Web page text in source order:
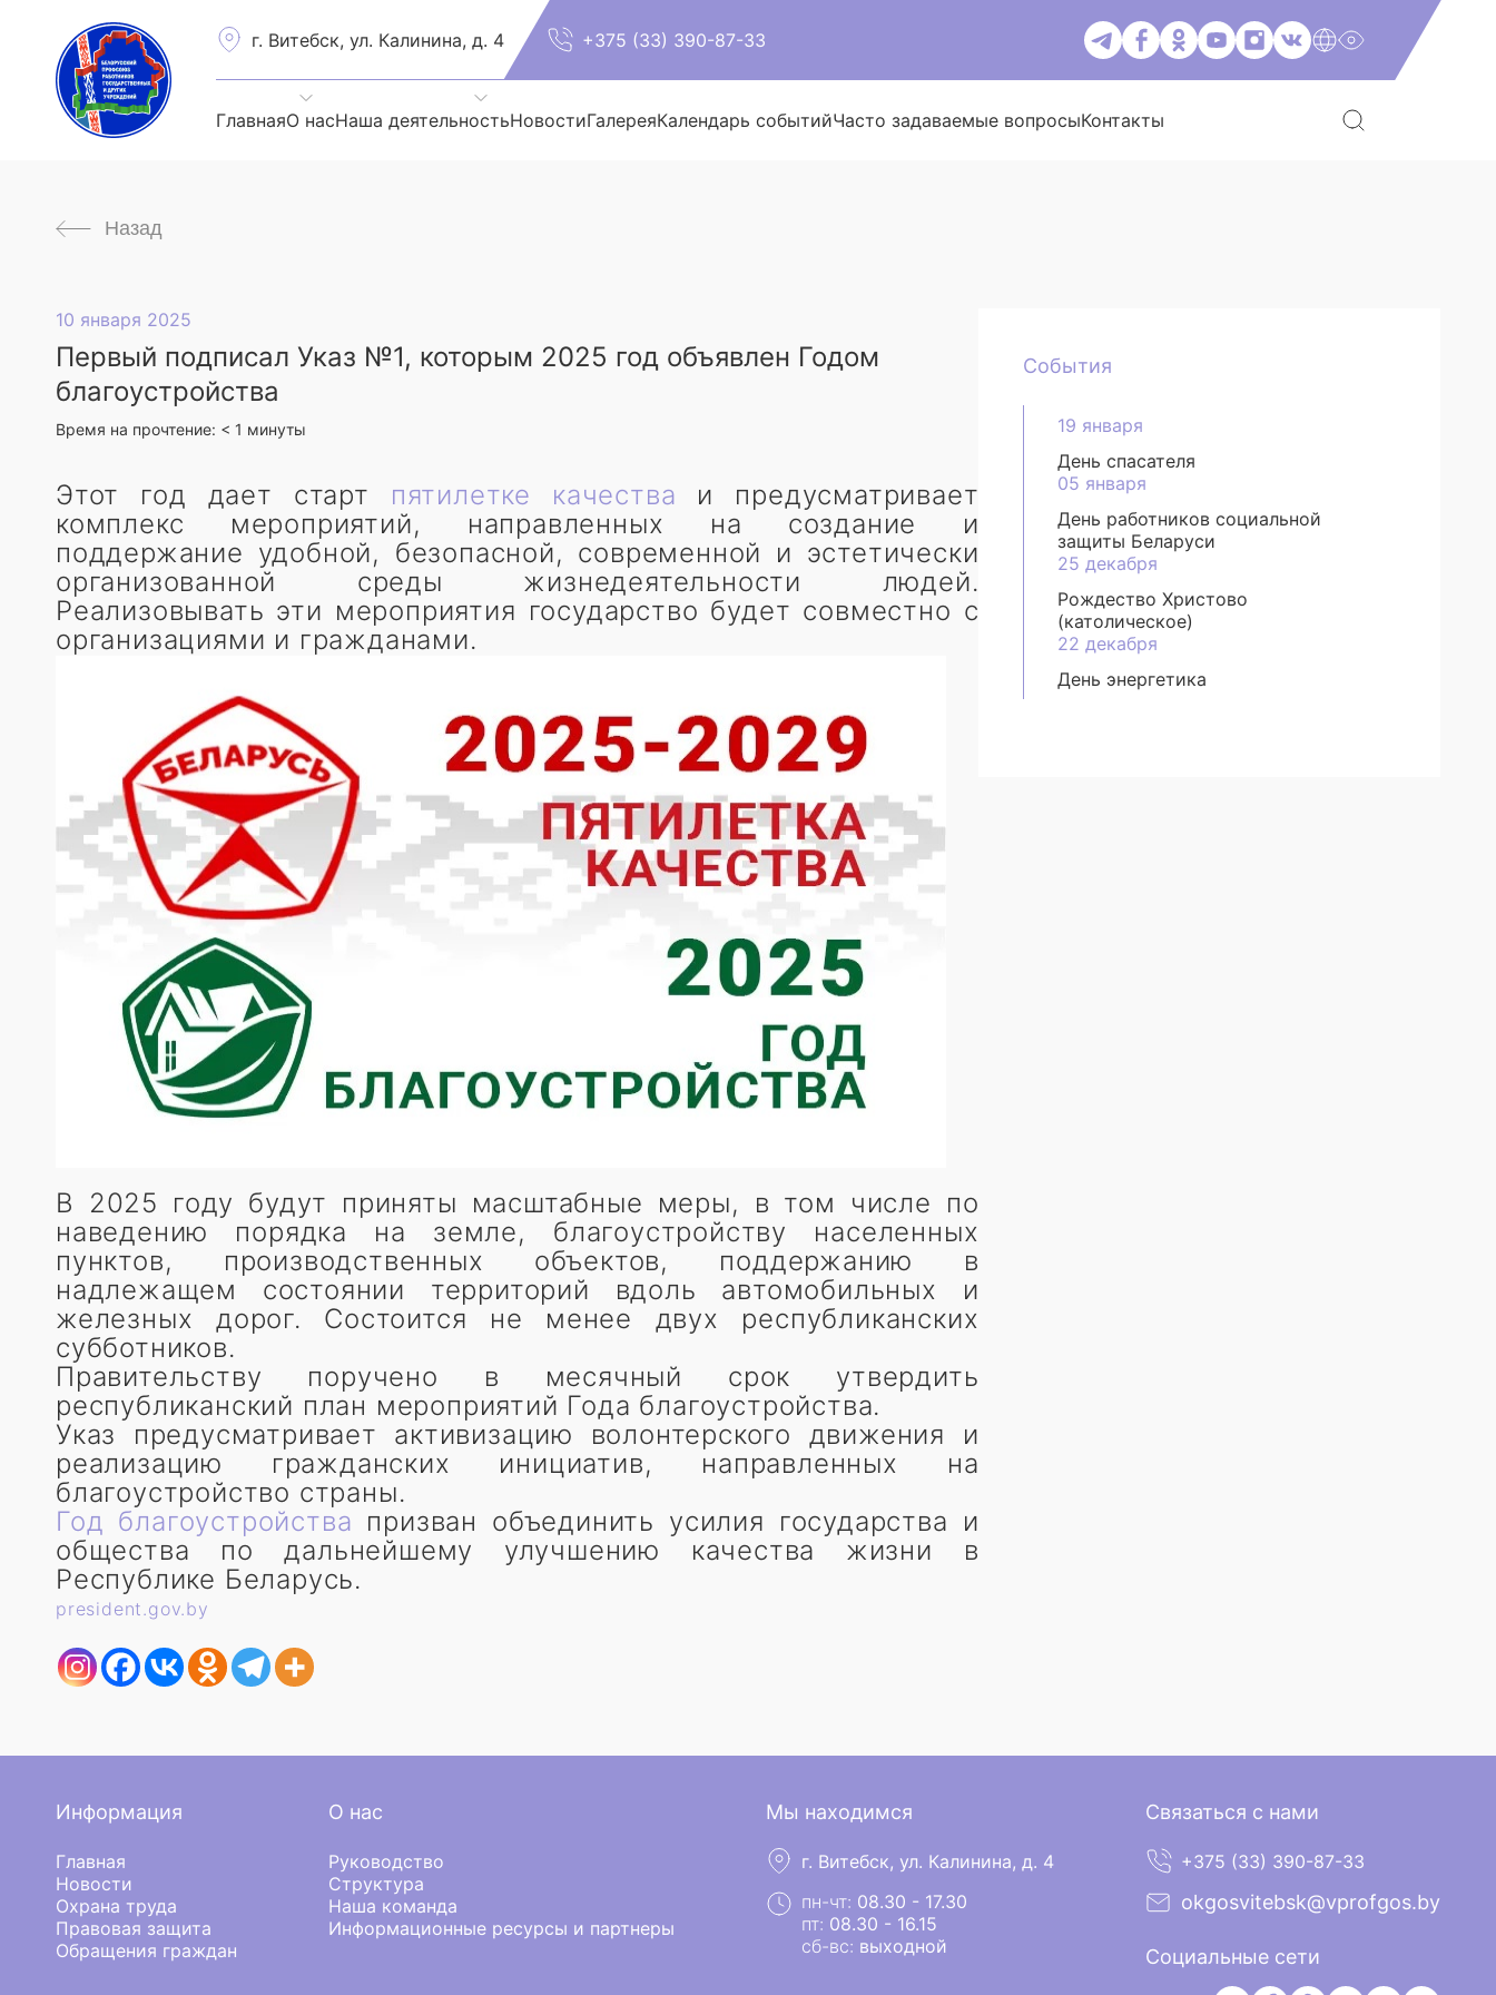
г. Витебск, ул. Калинина, д. 4 +375 (33) 390-87-33
ГлавнаяО насНаша деятельностьНовостиГалереяКалендарь событийЧасто задаваемые вопросыКонтакты
Назад
10 января 2025
Первый подписал Указ №1, которым 2025 год объявлен Годом
благоустройства
Время на прочтение: < 1 минуты
Этот год дает старт пятилетке качества и предусматривает
комплекс мероприятий, направленных на создание и
поддержание удобной, безопасной, современной и эстетически
организованной среды жизнедеятельности людей.
Реализовывать эти мероприятия государство будет совместно с
организациями и гражданами.
В 2025 году будут приняты масштабные меры, в том числе по
наведению порядка на земле, благоустройству населенных
пунктов, производственных объектов, поддержанию в
надлежащем состоянии территорий вдоль автомобильных и
железных дорог. Состоится не менее двух республиканских
субботников.
Правительству поручено в месячный срок утвердить
республиканский план мероприятий Года благоустройства.
Указ предусматривает активизацию волонтерского движения и
реализацию гражданских инициатив, направленных на
благоустройство страны.
Год благоустройства призван объединить усилия государства и
общества по дальнейшему улучшению качества жизни в
Республике Беларусь.
president.gov.by
События
19 января
День спасателя
05 января
День работников социальной
защиты Беларуси
25 декабря
Рождество Христово
(католическое)
22 декабря
День энергетика
Информация
Главная
Новости
Охрана труда
Правовая защита
Обращения граждан
О нас
Руководство
Структура
Наша команда
Информационные ресурсы и партнеры
Мы находимся
г. Витебск, ул. Калинина, д. 4
пн-чт: 08.30 - 17.30
пт: 08.30 - 16.15
сб-вс: выходной
Связаться с нами
+375 (33) 390-87-33
okgosvitebsk@vprofgos.by
Социальные сети